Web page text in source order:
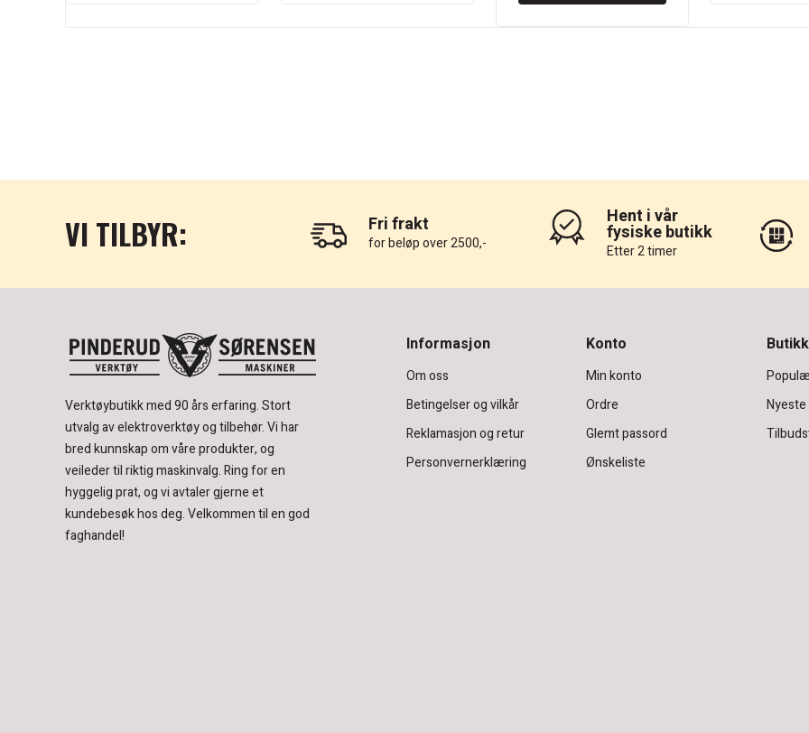
VI TILBYR: Fri frakt
for beløp over 2500,-
Hent i vår
fysiske butikk
Etter 2 timer
Verktøybutikk med 90 års erfaring.Stort
utvalg av elektroverktøy og tilbehør.Vi har
bred kunnskap om våre produkter, og
veileder til riktig maskinvalg. Ring for en
hyggelig prat, og vi avtaler gjerne et
kundebesøk hos deg.Velkommen til en god
faghandel!
Informasjon
Om oss
Betingelser og vilkår
Reklamasjon og retur
Personvernerklæring
Konto
Min konto
Ordre
Glemt passord
Ønskeliste
Butikk